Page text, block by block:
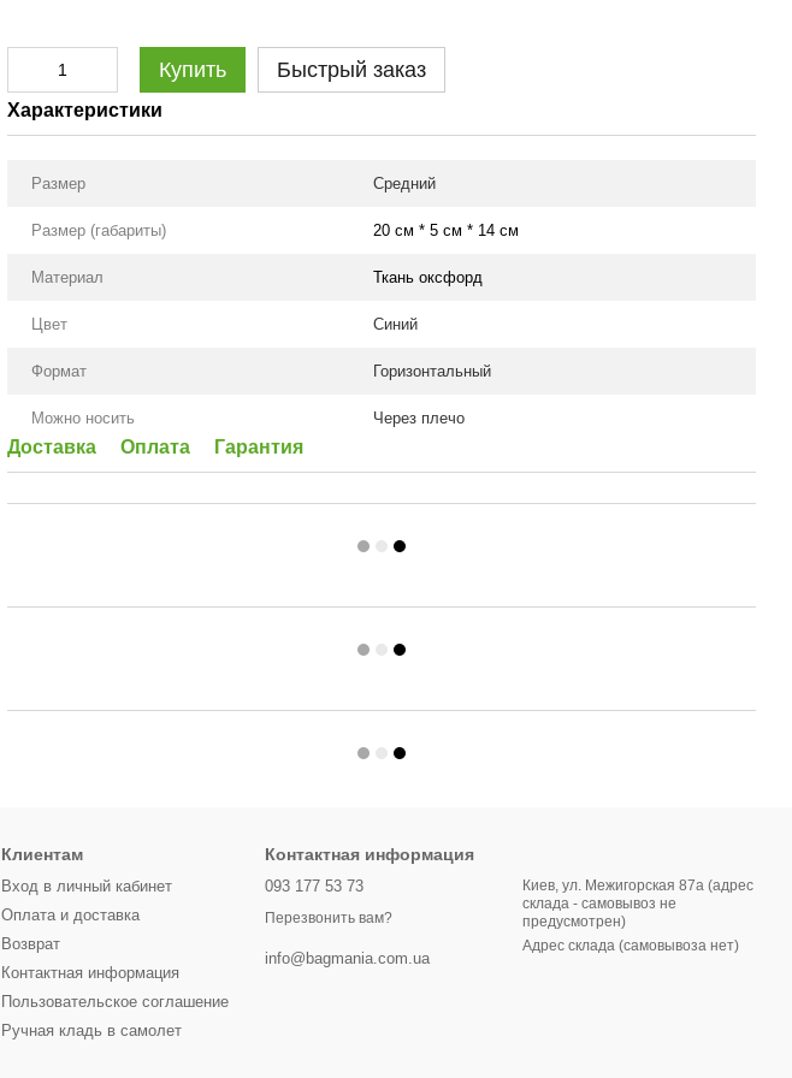
Купить Быстрый заказ
Характеристики
Размер Средний
Размер (габариты) 20 см * 5 см * 14 см
Материал Ткань оксфорд
Цвет Синий
Формат Горизонтальный
Можно носить Через плечо
Доставка Оплата Гарантия
Клиентам
Вход в личный кабинет
Оплата и доставка
Возврат
Контактная информация
Пользовательское соглашение
Ручная кладь в самолет
Контактная информация
093 177 53 73
Перезвонить вам?
info@bagmania.com.ua
Киев, ул. Межигорская 87а (адрес
склада - самовывоз не
предусмотрен)
Адрес склада (самовывоза нет)